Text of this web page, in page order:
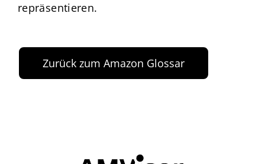
repräsentieren.
Zurück zum Amazon Glossar